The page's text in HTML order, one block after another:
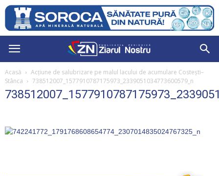
Acasă
Acțiune de salubrizare pe malul lacului de acumulare Costești–
Stânca
738512007_1577910787175973_2339051034773600579_n